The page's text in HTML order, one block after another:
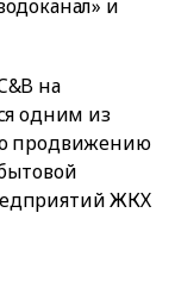
и
на
одним из
продвижению
ЖКХ